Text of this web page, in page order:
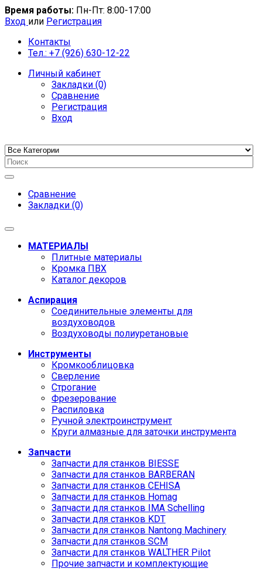
Время работы: Пн-Пт: 8:00-17:00
Вход или Регистрация
Контакты
Тел.: +7 (926) 630-12-22
Личный кабинет
Закладки (0)
Сравнение
Регистрация
Вход
Сравнение
Закладки (0)
МАТЕРИАЛЫ
Плитные материалы
Кромка ПВХ
Каталог декоров
Аспирация
Соединительные элементы для
воздуховодов
Воздуховоды полиуретановые
Инструменты
Кромкооблицовка
Сверление
Строгание
Фрезерование
Распиловка
Ручной электроинструмент
Круги алмазные для заточки инструмента
Запчасти
Запчасти для станков BIESSE
Запчасти для станков BARBERAN
Запчасти для станков CEHISA
Запчасти для станков Homag
Запчасти для станков IMA Schelling
Запчасти для станков KDT
Запчасти для станков Nantong Machinery
Запчасти для станков SCM
Запчасти для станков WALTHER Pilot
Прочие запчасти и комплектующие